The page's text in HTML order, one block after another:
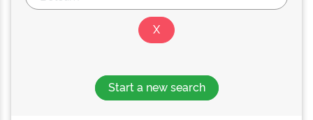
Start a new search